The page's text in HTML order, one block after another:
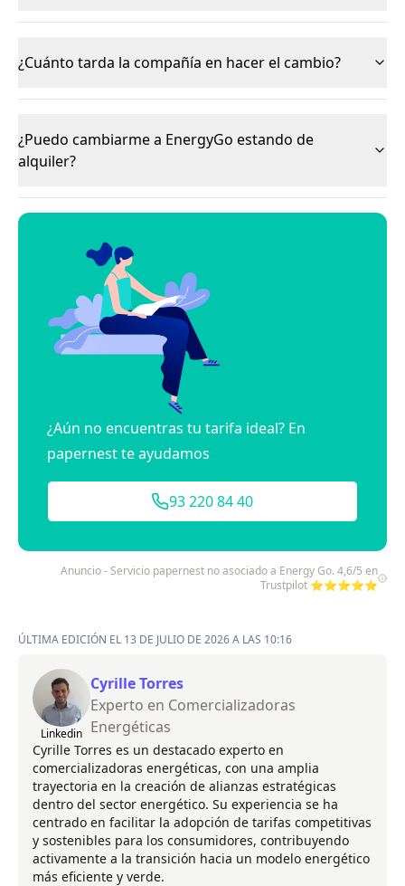
¿Cuánto tarda la compañía en hacer el cambio?
¿Puedo cambiarme a EnergyGo estando de
alquiler?
¿Aún no encuentras tu tarifa ideal? En
papernest te ayudamos
93 220 84 40
Anuncio - Servicio papernest no asociado a Energy Go. 4,6/5 en
Trustpilot ⭐⭐⭐⭐⭐
ÚLTIMA EDICIÓN EL 13 DE JULIO DE 2026 A LAS 10:16
Linkedin
Cyrille Torres
Experto en Comercializadoras
Energéticas
Cyrille Torres es un destacado experto en
comercializadoras energéticas, con una amplia
trayectoria en la creación de alianzas estratégicas
dentro del sector energético. Su experiencia se ha
centrado en facilitar la adopción de tarifas competitivas
y sostenibles para los consumidores, contribuyendo
activamente a la transición hacia un modelo energético
más eficiente y verde.